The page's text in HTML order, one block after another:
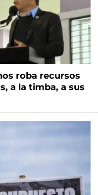
roba recursos
a la timba, a sus